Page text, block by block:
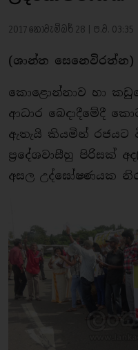
2017 නොවැම්බර් 28 | ප.ව. 03:35
(ශාන්ත සෙනෙවිරත්න)
කොළොන්නාව හා
ආධාර බෙදාදීමේදී
ඇතැයි කියමින් රජයට
ප්‍රදේශවාසීහු පිරිසක්
අසල උද්ඝෝෂණයක